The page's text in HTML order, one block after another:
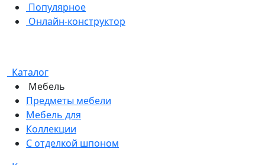
Популярное
Онлайн-конструктор
Каталог
Мебель
Предметы мебели
Мебель для
Коллекции
С отделкой шпоном